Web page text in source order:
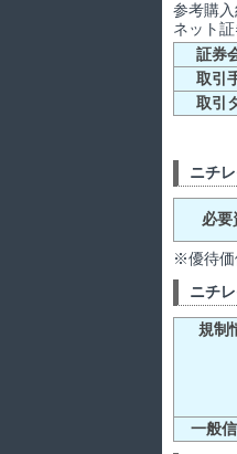
参考購入
ネット
証券
取引
取引
ニチ
必要
※優待価
ニチ
規制
一般